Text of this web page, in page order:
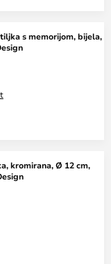
s memorijom, bijela,
kromirana, Ø 12 cm,